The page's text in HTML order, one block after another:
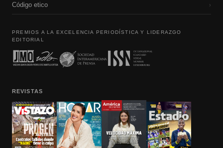
Código etico ›
PREMIOS A LA EXCELENCIA PERIODÍSTICA Y LIDERAZGO
EDITORIAL
REVISTAS